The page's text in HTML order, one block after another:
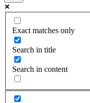
Exact matches only
Search in title
Search in content